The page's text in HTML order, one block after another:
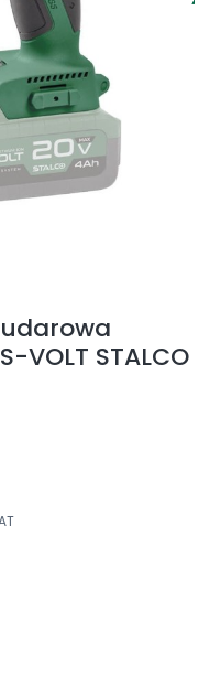
VOLT STALCO